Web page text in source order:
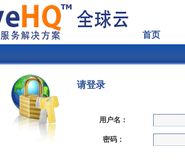
首页
请登录
用户名：
密码：